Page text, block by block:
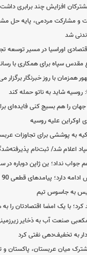
افزایش چند برابری
و مشارکت مردمی، پایه حل
شد
اوراسیا در مسیر توسعه
مقدس سپاه برای همکاری با
با روز خبرنگار برگزار
روسیه شاید به ناتو حمله کند
را هم بسیج کنی فایده‌ای
اوکراین علیه روسیه
به پوششی برای تجاوزات
شد/ ثبت‌نام پذیرفته‌شدگان از
جواب نداد؛ ین ژاپن دوباره در
دارد؛ پیامدهای قطعی 90 ثانیه‌ای برق
به جاسوس تیم
با یک امضا اقتصادتان را
به تخفیف‌دهی نفتی کرد
میان عربستان، پاکستان و